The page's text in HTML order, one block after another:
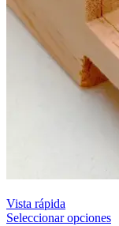
Vista rápida
Seleccionar opciones